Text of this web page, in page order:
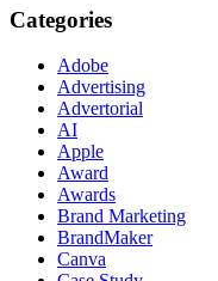
Categories
Adobe
Advertising
Advertorial
AI
Apple
Award
Awards
Brand Marketing
BrandMaker
Canva